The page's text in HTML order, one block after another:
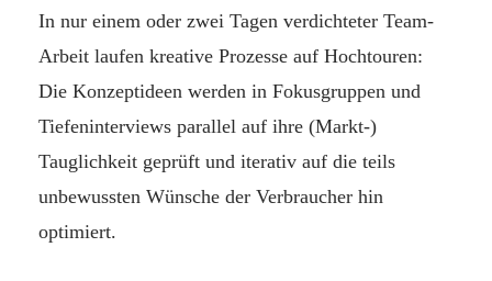
In nur einem oder zwei Tagen verdichteter Team-
Arbeit laufen kreative Prozesse auf Hochtouren:
Die Konzeptideen werden in Fokusgruppen und
Tiefeninterviews parallel auf ihre (Markt-)
Tauglichkeit geprüft und iterativ auf die teils
unbewussten Wünsche der Verbraucher hin
optimiert.